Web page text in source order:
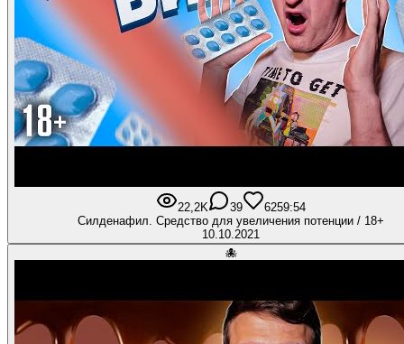
22,2K 39 6259:54
Силденафил. Средство для увеличения потенции / 18+
10.10.2021
🐙